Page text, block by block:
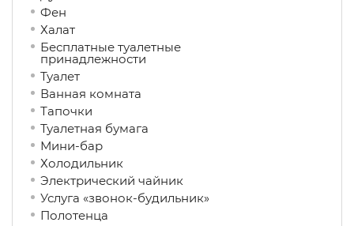
Фен
Халат
Бесплатные туалетные
принадлежности
Туалет
Ванная комната
Тапочки
Туалетная бумага
Мини-бар
Холодильник
Электрический чайник
Услуга «звонок-будильник»
Полотенца